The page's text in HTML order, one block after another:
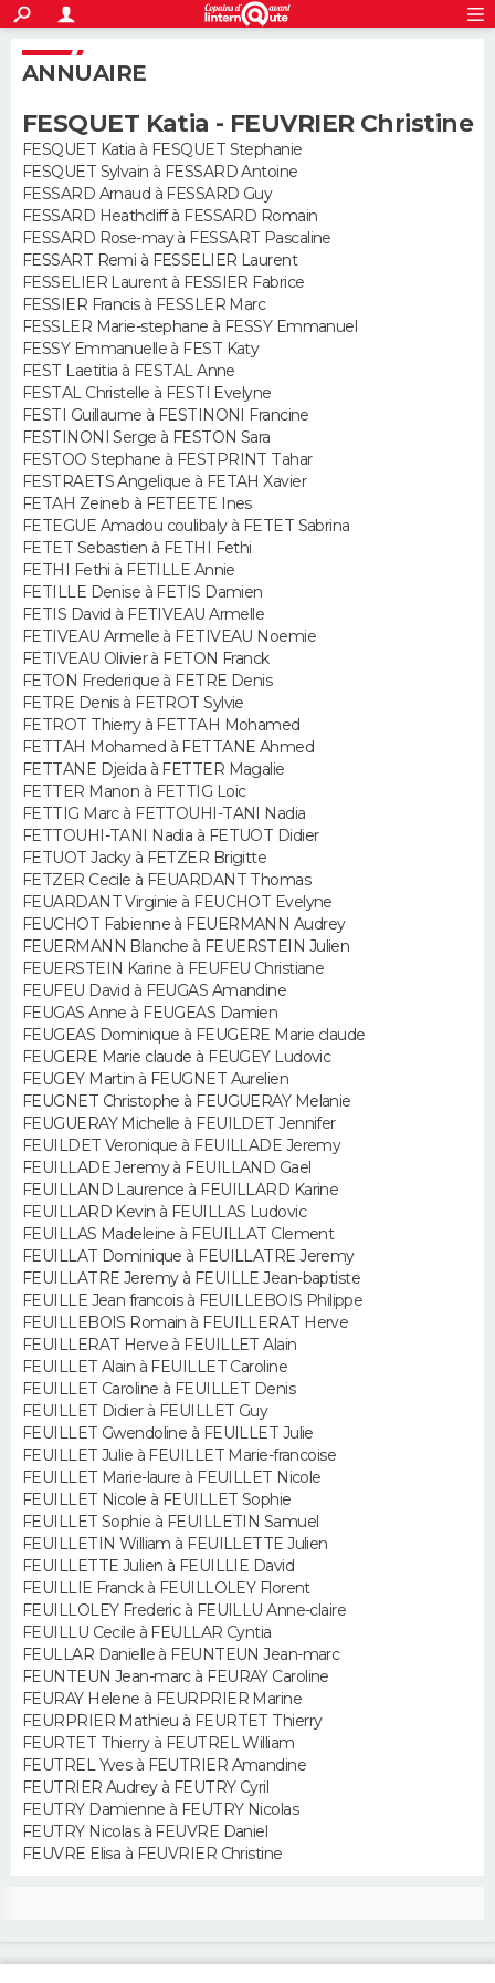
ACTUALITÉS
Politique
Société
Faits Divers
Education
Monde
Villes
+
SPORT
Coupe du monde 2026
Football
Tennis
Cyclisme
Rugby
Forum
CULTURE
Programme TV
TNTStreaming
Cinéma
Sorties cinéma
Musique
+
FINANCE
Retraite
Impôts
Epargne
Immobilier
Risques naturels par ville
Banque
Assurance
Crédit
AUTO
Essais
Réserver un essai
Citadines
Berlines
SUV
Forum auto
+
HIGH-TECH
Mobiles
Meilleur smartphone
Internet
Ordinateurs
Jeux vidéo
Guide high-tech
+
BRICOLAGE
Forum
Aménagement intérieur
Extérieur
Cuisine
Salle de bains
Jardinage
Rangement
WEEK-END
Guides de France
Escapades
Patrimoine
Expositions
Musées
Week-end nature
+
LIFESTYLE
Art de vivre
Bien-être
Loisirs
Mode
Modes de vie
SANTE
Alimentation
Guide de la santé
Maladies
Médicaments
Sommeil
VOYAGE
Destinations
City break
Voyage nature
Voyage de noces
Forum
Climat
+
PHOTO
GUIDES D'ACHAT
BONS PLANS
CARTE DE VOEUX
Carte de Noël
Carte Bonne année
Carte Saint-Valentin
Carte Pâques
Carte d'anniversaire
DICTIONNAIRE
Dictionnaire
Biographies
Citations
Expressions
Proverbes
PROGRAMME TV
COPAINS D'AVANT
S'inscrire
Se connecter
Lycées
Collèges
Primaires
Universités
Entreprises
Service militaire
Avis de recherche
AVIS DE DÉCÈS
FORUM
Bricolage
Lifestyle
Culture
Sport
Auto
Television
Voyage
Cinema
S'inscrire
Connexion
ANNUAIRE
FESQUET Katia - FEUVRIER Christine
FESQUET Katia à FESQUET Stephanie
FESQUET Sylvain à FESSARD Antoine
FESSARD Arnaud à FESSARD Guy
FESSARD Heathcliff à FESSARD Romain
FESSARD Rose-may à FESSART Pascaline
FESSART Remi à FESSELIER Laurent
FESSELIER Laurent à FESSIER Fabrice
FESSIER Francis à FESSLER Marc
FESSLER Marie-stephane à FESSY Emmanuel
FESSY Emmanuelle à FEST Katy
FEST Laetitia à FESTAL Anne
FESTAL Christelle à FESTI Evelyne
FESTI Guillaume à FESTINONI Francine
FESTINONI Serge à FESTON Sara
FESTOO Stephane à FESTPRINT Tahar
FESTRAETS Angelique à FETAH Xavier
FETAH Zeineb à FETEETE Ines
FETEGUE Amadou coulibaly à FETET Sabrina
FETET Sebastien à FETHI Fethi
FETHI Fethi à FETILLE Annie
FETILLE Denise à FETIS Damien
FETIS David à FETIVEAU Armelle
FETIVEAU Armelle à FETIVEAU Noemie
FETIVEAU Olivier à FETON Franck
FETON Frederique à FETRE Denis
FETRE Denis à FETROT Sylvie
FETROT Thierry à FETTAH Mohamed
FETTAH Mohamed à FETTANE Ahmed
FETTANE Djeida à FETTER Magalie
FETTER Manon à FETTIG Loic
FETTIG Marc à FETTOUHI-TANI Nadia
FETTOUHI-TANI Nadia à FETUOT Didier
FETUOT Jacky à FETZER Brigitte
FETZER Cecile à FEUARDANT Thomas
FEUARDANT Virginie à FEUCHOT Evelyne
FEUCHOT Fabienne à FEUERMANN Audrey
FEUERMANN Blanche à FEUERSTEIN Julien
FEUERSTEIN Karine à FEUFEU Christiane
FEUFEU David à FEUGAS Amandine
FEUGAS Anne à FEUGEAS Damien
FEUGEAS Dominique à FEUGERE Marie claude
FEUGERE Marie claude à FEUGEY Ludovic
FEUGEY Martin à FEUGNET Aurelien
FEUGNET Christophe à FEUGUERAY Melanie
FEUGUERAY Michelle à FEUILDET Jennifer
FEUILDET Veronique à FEUILLADE Jeremy
FEUILLADE Jeremy à FEUILLAND Gael
FEUILLAND Laurence à FEUILLARD Karine
FEUILLARD Kevin à FEUILLAS Ludovic
FEUILLAS Madeleine à FEUILLAT Clement
FEUILLAT Dominique à FEUILLATRE Jeremy
FEUILLATRE Jeremy à FEUILLE Jean-baptiste
FEUILLE Jean francois à FEUILLEBOIS Philippe
FEUILLEBOIS Romain à FEUILLERAT Herve
FEUILLERAT Herve à FEUILLET Alain
FEUILLET Alain à FEUILLET Caroline
FEUILLET Caroline à FEUILLET Denis
FEUILLET Didier à FEUILLET Guy
FEUILLET Gwendoline à FEUILLET Julie
FEUILLET Julie à FEUILLET Marie-francoise
FEUILLET Marie-laure à FEUILLET Nicole
FEUILLET Nicole à FEUILLET Sophie
FEUILLET Sophie à FEUILLETIN Samuel
FEUILLETIN William à FEUILLETTE Julien
FEUILLETTE Julien à FEUILLIE David
FEUILLIE Franck à FEUILLOLEY Florent
FEUILLOLEY Frederic à FEUILLU Anne-claire
FEUILLU Cecile à FEULLAR Cyntia
FEULLAR Danielle à FEUNTEUN Jean-marc
FEUNTEUN Jean-marc à FEURAY Caroline
FEURAY Helene à FEURPRIER Marine
FEURPRIER Mathieu à FEURTET Thierry
FEURTET Thierry à FEUTREL William
FEUTREL Yves à FEUTRIER Amandine
FEUTRIER Audrey à FEUTRY Cyril
FEUTRY Damienne à FEUTRY Nicolas
FEUTRY Nicolas à FEUVRE Daniel
FEUVRE Elisa à FEUVRIER Christine